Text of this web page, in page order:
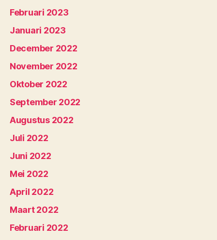
Februari 2023
Januari 2023
December 2022
November 2022
Oktober 2022
September 2022
Augustus 2022
Juli 2022
Juni 2022
Mei 2022
April 2022
Maart 2022
Februari 2022